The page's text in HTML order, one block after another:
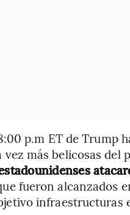
p.m ET de Trump
más belicosas del
fueron alcanzados
infraestructuras